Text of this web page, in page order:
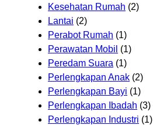
Kesehatan Rumah (2)
Lantai (2)
Perabot Rumah (1)
Perawatan Mobil (1)
Peredam Suara (1)
Perlengkapan Anak (2)
Perlengkapan Bayi (1)
Perlengkapan Ibadah (3)
Perlengkapan Industri (1)